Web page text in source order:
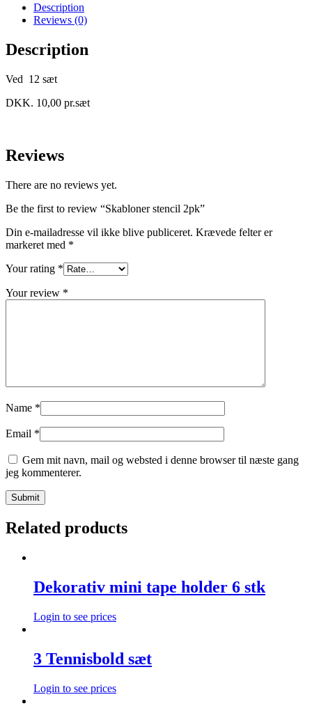
Description
Reviews (0)
Description
Ved 12 sæt
DKK. 10,00 pr.sæt
Reviews
There are no reviews yet.
Be the first to review “Skabloner stencil 2pk”
Din e-mailadresse vil ikke blive publiceret. Krævede felter er
markeret med *
Your rating *
Your review *
Name *
Email *
Gem mit navn, mail og websted i denne browser til næste gang
jeg kommenterer.
Related products
Dekorativ mini tape holder 6 stk
Login to see prices
3 Tennisbold sæt
Login to see prices